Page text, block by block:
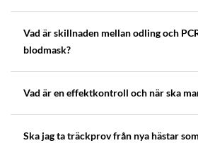
Vad är skillnaden mellan odling och
blodmask?
Vad är en effektkontroll och när ska
Ska jag ta träckprov från nya hästar